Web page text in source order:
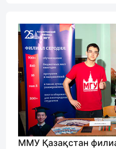
ММУ Қазақстан